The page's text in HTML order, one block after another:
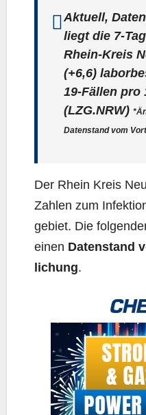
Aktu­ell,
liegt die
Rhein-Kreis
(+6,6)
19-Fäl­len pro
(LZG.NRW)
Daten­stand vom
Der Rhein Kreis
Zah­len zum
ge­biet. Die
einen Daten­stand
li­chung.